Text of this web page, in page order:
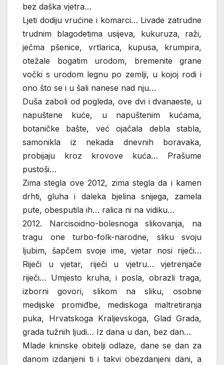
bez daška vjetra…
Ljeti dodiju vrućine i komarci… Livade zatrudne
trudnim blagodetima usijeva, kukuruza, raži,
ječma pšenice, vrtlarica, kupusa, krumpira,
otežale bogatim urodom, bremenite grane
vočki s urodom legnu po zemlji, u kojoj rodi i
ono što se i u šali nanese nad nju…
Duša zaboli od pogleda, ove dvi i dvanaeste, u
napuštene kuće, u napuštenim kućama,
botaničke bašte, već ojačala debla stabla,
samonikla iz nekada dnevnih boravaka,
probijaju kroz krovove kuća… Prašume
pustoši…
Zima stegla ove 2012, zima stegla da i kamen
drhti, gluha i daleka bjelina snijega, zamela
pute, obesputila ih… ralica ni na vidiku…
2012. Narcisoidno-bolesnoga slikovanja, na
tragu one turbo-folk-narodne, sliku svoju
ljubim, šapčem svoje ime, vjetar nosi riječi…
Riječi u vjetar, riječi u vjetru… vjetrenjače
riječi… Umjesto kruha, i posla, obrazli traga,
izborni govori, slikom na sliku, osobne
medijske promiđbe, mediskoga maltretiranja
puka, Hrvatskoga Kraljevskoga, Glad Grada,
grada tužnih ljudi… Iz dana u dan, bez dan…
Mlade kninske obitelji odlaze, dane se dan za
danom izdanjeni ti i takvi obezdanjeni dani, a